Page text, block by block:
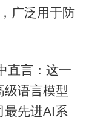
广泛用于防
言：这一
级语言模型
最先进AI系